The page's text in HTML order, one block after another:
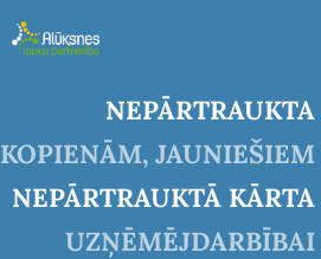
NEPĀRTRAUKTA
KOPIENĀM, JAUNIEŠIEM
NEPĀRTRAUKTĀ KĀRTA
UZŅĒMĒJDARBĪBAI